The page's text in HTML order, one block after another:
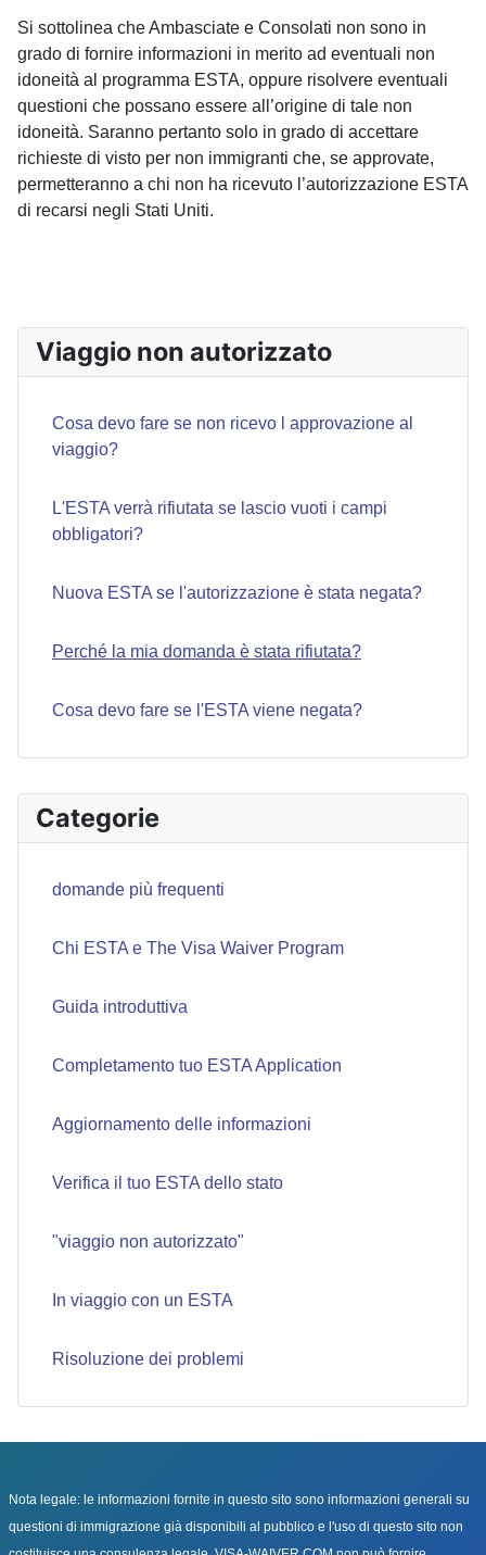
Categorie
domande più frequenti
Chi ESTA e The Visa Waiver Program
Guida introduttiva
Completamento tuo ESTA Application
Aggiornamento delle informazioni
Verifica il tuo ESTA dello stato
"viaggio non autorizzato"
In viaggio con un ESTA
Risoluzione dei problemi
Si sottolinea che Ambasciate e Consolati non sono in
grado di fornire informazioni in merito ad eventuali non
idoneità al programma ESTA, oppure risolvere eventuali
questioni che possano essere all’origine di tale non
idoneità. Saranno pertanto solo in grado di accettare
richieste di visto per non immigranti che, se approvate,
permetteranno a chi non ha ricevuto l’autorizzazione ESTA
di recarsi negli Stati Uniti.
Viaggio non autorizzato
Cosa devo fare se non ricevo l approvazione al
viaggio?
L'ESTA verrà rifiutata se lascio vuoti i campi
obbligatori?
Nuova ESTA se l'autorizzazione è stata negata?
Perché la mia domanda è stata rifiutata?
Cosa devo fare se l'ESTA viene negata?
Nota legale: le informazioni fornite in questo sito sono informazioni generali su
questioni di immigrazione già disponibili al pubblico e l'uso di questo sito non